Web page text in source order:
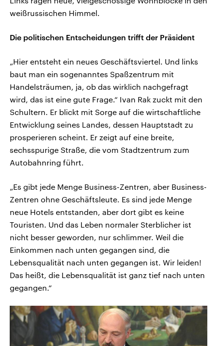
weißrussischen Himmel.
Die politischen Entscheidungen trifft der Präsident
„Hier entsteht ein neues Geschäftsviertel. Und links
baut man ein sogenanntes Spaßzentrum mit
Handelsträumen, ja, ob das wirklich nachgefragt
wird, das ist eine gute Frage.“ Ivan Rak zuckt mit den
Schultern. Er blickt mit Sorge auf die wirtschaftliche
Entwicklung seines Landes, dessen Hauptstadt zu
prosperieren scheint. Er zeigt auf eine breite,
sechsspurige Straße, die vom Stadtzentrum zum
Autobahnring führt.
„Es gibt jede Menge Business-Zentren, aber Business-
Zentren ohne Geschäftsleute. Es sind jede Menge
neue Hotels entstanden, aber dort gibt es keine
Touristen. Und das Leben normaler Sterblicher ist
nicht besser geworden, nur schlimmer. Weil die
Einkommen nach unten gegangen sind, die
Lebensqualität nach unten gegangen ist. Wir leiden!
Das heißt, die Lebensqualität ist ganz tief nach unten
gegangen.“